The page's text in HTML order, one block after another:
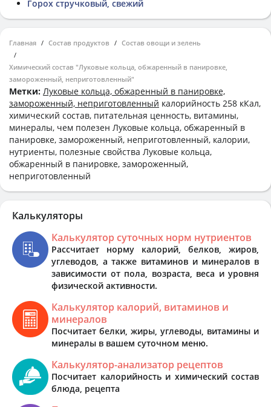
Горох стручковый, свежий
Главная Состав продуктов Состав овощи и зелень
Химический состав "Луковые кольца, обжаренный в панировке,
замороженный, неприготовленный"
Метки: Луковые кольца, обжаренный в панировке,
замороженный, неприготовленный калорийность 258 кКал,
химический состав, питательная ценность, витамины,
минералы, чем полезен Луковые кольца, обжаренный в
панировке, замороженный, неприготовленный, калории,
нутриенты, полезные свойства Луковые кольца,
обжаренный в панировке, замороженный,
неприготовленный
Калькуляторы
Калькулятор суточных норм нутриентов
Рассчитает норму калорий, белков, жиров,
углеводов, а также витаминов и минералов в
зависимости от пола, возраста, веса и уровня
физической активности.
Калькулятор калорий, витаминов и
минералов
Посчитает белки, жиры, углеводы, витамины и
минералы в вашем суточном меню.
Калькулятор-анализатор рецептов
Посчитает калорийность и химический состав
блюда, рецепта